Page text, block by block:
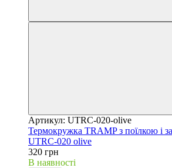
Артикул: UTRC-020-olive
Термокружка TRAMP з поїлкою і
UTRC-020 olive
320 грн
В наявності